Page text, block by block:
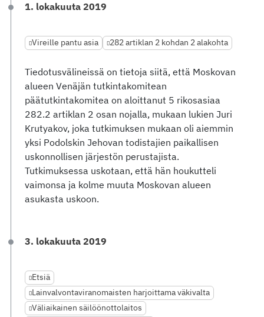
1. lokakuuta 2019
Vireille pantu asia 282 artiklan 2 kohdan 2 alakohta
Tiedotusvälineissä on tietoja siitä, että Moskovan
alueen Venäjän tutkintakomitean
päätutkintakomitea on aloittanut 5 rikosasiaa
282.2 artiklan 2 osan nojalla, mukaan lukien Juri
Krutyakov, joka tutkimuksen mukaan oli aiemmin
yksi Podolskin Jehovan todistajien paikallisen
uskonnollisen järjestön perustajista.
Tutkimuksessa uskotaan, että hän houkutteli
vaimonsa ja kolme muuta Moskovan alueen
asukasta uskoon.
3. lokakuuta 2019
Etsiä
Lainvalvontaviranomaisten harjoittama väkivalta
Väliaikainen säilöönottolaitos